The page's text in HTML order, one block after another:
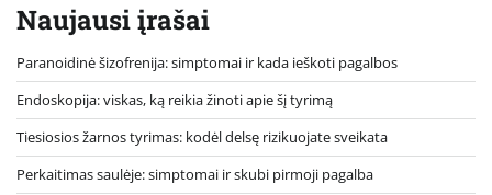
Naujausi įrašai
Paranoidinė šizofrenija: simptomai ir kada ieškoti pagalbos
Endoskopija: viskas, ką reikia žinoti apie šį tyrimą
Tiesiosios žarnos tyrimas: kodėl delsę rizikuojate sveikata
Perkaitimas saulėje: simptomai ir skubi pirmoji pagalba